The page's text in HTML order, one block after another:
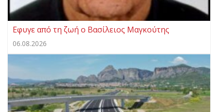
Eφυγε από τη ζωή ο Βασίλειος Μαγκούτης
06.08.2026